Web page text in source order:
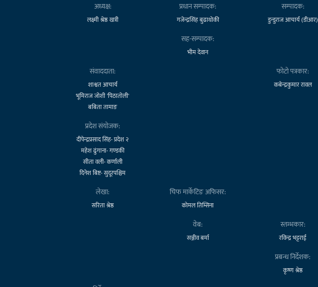
अध्यक्ष:
लक्ष्मी श्रेष्ठ खत्री
प्रधान सम्पादक:
गजेन्द्रसिंह बुढाथोकी
सम्पादक:
डुन्डुराज आचार्य (डीआर)
सह-सम्पादक:
भीम देवान
संवाददाता:
शाश्वत आचार्य
भूमिराज जोशी 'पिठातोली'
बबिता तामाङ
फोटो पत्रकार:
कबेन्द्रकुमार रावल
प्रदेश संयोजक:
दीपेन्द्रप्रसाद सिंह- प्रदेश २
महेश ढुंगाना- गण्डकी
सीता वली- कर्णाली
दिनेश बिष्ट- सुदूरपश्चिम
लेखा:
सरिता श्रेष्ठ
चिफ मार्केटिङ अफिसर:
कोमल तिम्सिना
वेब:
सञ्जीव बर्मा
स्तम्भकार:
रविन्द्र भट्टराई
प्रबन्ध निर्देशक:
कृष्ण श्रेष्ठ